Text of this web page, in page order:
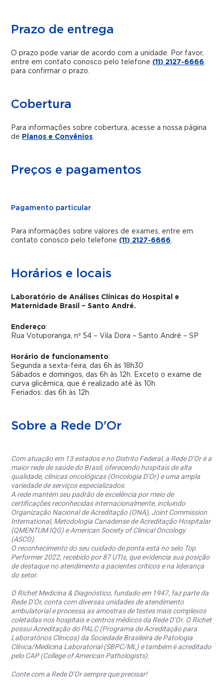
Prazo de entrega
O prazo pode variar de acordo com a unidade. Por favor,
entre em contato conosco pelo telefone (11) 2127-6666
para confirmar o prazo.
Cobertura
Para informações sobre cobertura, acesse a nossa página
de Planos e Convênios.
Preços e pagamentos
Pagamento particular
Para informações sobre valores de exames, entre em
contato conosco pelo telefone (11) 2127-6666.
Horários e locais
Laboratório de Análises Clínicas do Hospital e
Maternidade Brasil – Santo André.
Endereço:
Rua Votuporanga, nº 54 – Vila Dora – Santo André – SP
Horário de funcionamento:
Segunda a sexta-feira, das 6h às 18h30
Sábados e domingos, das 6h às 12h. Exceto o exame de
curva glicêmica, que é realizado até às 10h.
Feriados: das 6h às 12h.
Sobre a Rede D'Or
Com atuação em 13 estados e no Distrito Federal, a Rede D’Or é a
maior rede de saúde do Brasil, oferecendo hospitais de alta
qualidade, clínicas oncológicas (Oncologia D’Or) e uma ampla
variedade de serviços especializados.
A rede mantém seu padrão de excelência por meio de
certificações reconhecidas internacionalmente, incluindo
Organização Nacional de Acreditação (ONA), Joint Commission
International, Metodologia Canadense de Acreditação Hospitalar
(QMENTUM IQG) e American Society of Clinical Oncology
(ASCO).
O reconhecimento do seu cuidado de ponta está no selo Top
Performer 2022, recebido por 87 UTIs, que evidencia sua posição
de destaque no atendimento a pacientes críticos e na liderança
do setor.
O Richet Medicina & Diagnóstico, fundado em 1947, faz parte da
Rede D’Or, conta com diversas unidades de atendimento
ambulatorial e processa as amostras de testes mais complexos
coletadas nos hospitais e centros médicos da Rede D’Or. O Richet
possui Acreditação do PALC (Programa de Acreditação para
Laboratórios Clínicos) da Sociedade Brasileira de Patologia
Clínica/Medicina Laboratorial (SBPC/ML) e também é acreditado
pelo CAP (College of American Pathologists).
Conte com a Rede D’Or sempre que precisar!